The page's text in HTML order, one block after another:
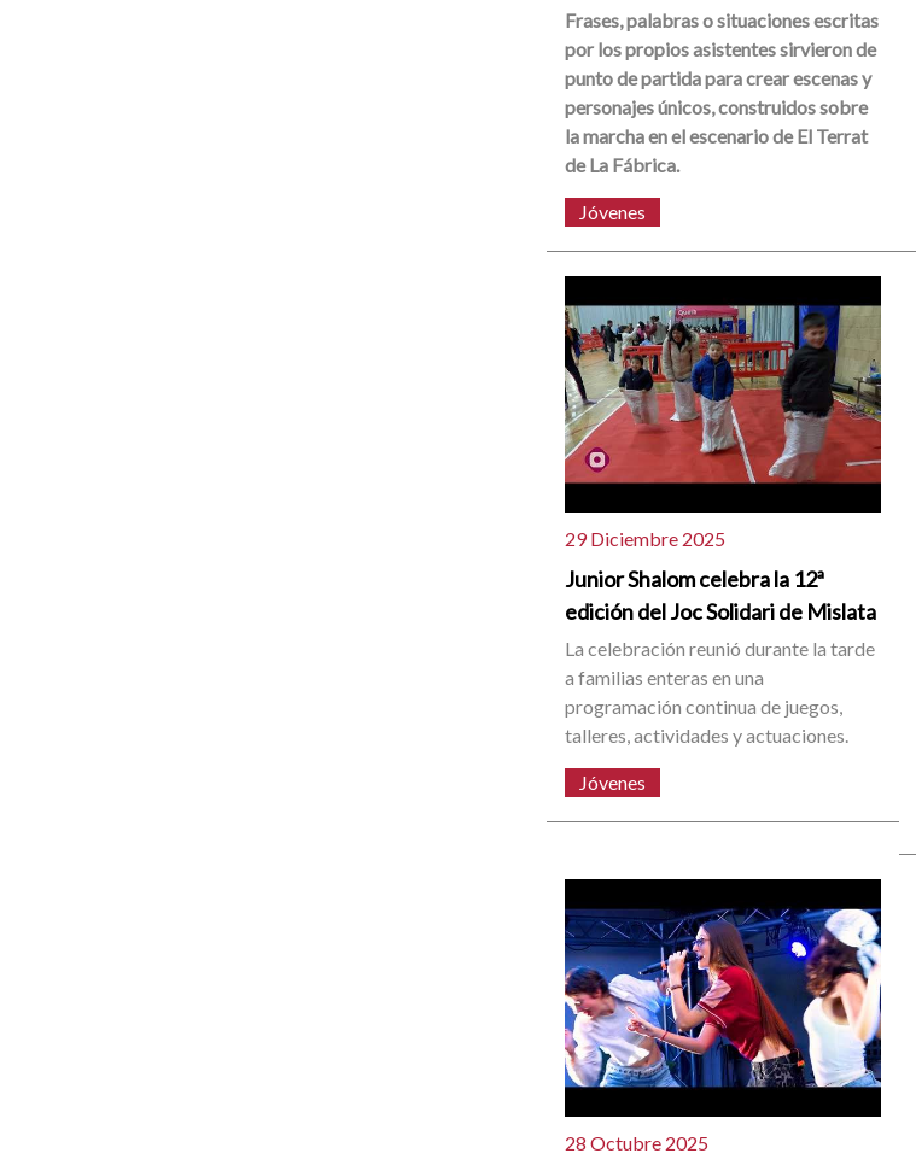
Frases, palabras o situaciones escritas
por los propios asistentes sirvieron de
punto de partida para crear escenas y
personajes únicos, construidos sobre
la marcha en el escenario de El Terrat
de La Fábrica.
Jóvenes
29 Diciembre 2025
Junior Shalom celebra la 12ª
edición del Joc Solidari de Mislata
La celebración reunió durante la tarde
a familias enteras en una
programación continua de juegos,
talleres, actividades y actuaciones.
Jóvenes
28 Octubre 2025